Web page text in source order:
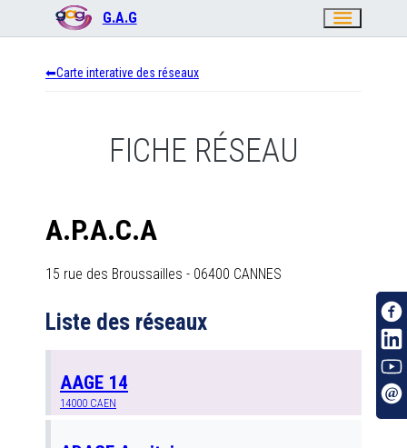
G.A.G menu
Carte interative des réseaux
FICHE RÉSEAU
A.P.A.C.A
15 rue des Broussailles - 06400 CANNES
Liste des réseaux
AAGE 14
14000 CAEN